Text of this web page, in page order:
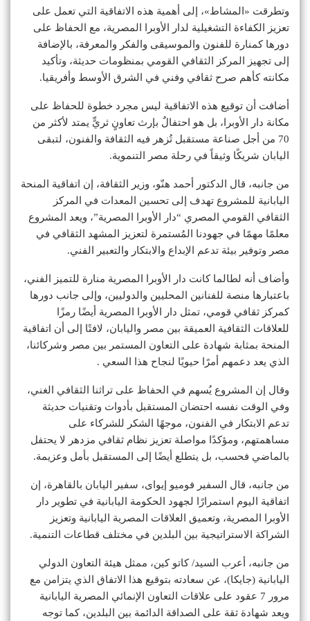
وتطرقت «المشاط»، إلى أهمية هذه الاتفاقية التي تعمل على
تعزيز الكفاءة التشغيلية لدار الأوبرا المصرية، مع الحفاظ على
دورها كمنارة للفنون والموسيقى والفكر والمعرفة، بالإضافة
إلى تجهيز المركز الثقافي القومي بمنظومات حديثة، وتأكيد
مكانته كأهم صرح ثقافي وفني في الشرق الأوسط وأفريقيا.
أضافت أن توقيع هذه الاتفاقية ليس مجرد خطوة للحفاظ على
مكانة دار الأوبرا، بل هو احتفالٌ بإرث تعاونٍ ثريٍّ يمتد لأكثر من
70 من أجل صناعة مستقبل تُزهر فيه الثقافة والفنون، لتبقى
اليابان شريكًا وثيقاً في رحلة مصر التنموية.
من جانبه، قال الدكتور أحمد هنّو، وزير الثقافة، إن اتفاقية المنحة
اليابانية للمشروع تهدف إلى تحسين المعدات في المركز
الثقافي القومي المصري “دار الأوبرا المصرية”، ويعد المشروع
معلمًا مهمًا في جهودنا المُستمرة لتعزيز المشهد الثقافي في
مصر وتوفير بيئة تدعم الإبداع والابتكار والتعبير الفني.
وأضاف أنه لطالما كانت دار الأوبرا المصرية منارة للتميز الفني،
باعتبارها منصة للفنانين المحليين والدوليين، وإلى جانب دورها
كمركز ثقافي قومي، تمثل دار الأوبرا المصرية أيضًا رمزًا
للعلاقات الثقافية العميقة بين مصر واليابان، لافتًا إلى أن اتفاقية
المنحة بمثابة شهادة على التعاون المستمر بين مصر وشركائنا،
الذي يعد دعمهم أمرًا حيويًا لنجاح هذا السعي .
وقال إن المشروع يُسهم في الحفاظ على تراثنا الثقافي الغني،
وفي الوقت نفسه احتضان المستقبل بأدوات وتقنيات حديثة
تدعم الابتكار في الفنون، موجهًا الشكر للشركاء على
مساهمتهم، ومؤكدًا مواصلة تعزيز نظام ثقافي مزدهر لا يحتفل
بالماضي فحسب، بل يتطلع أيضًا إلى المستقبل بأمل وعزيمة.
من جانبه، قال السفير فوميو إيواى، سفير اليابان بالقاهرة، إن
اتفاقية اليوم استمرارًا لجهود الحكومة اليابانية في تطوير دار
الأوبرا المصرية، وتعميق العلاقات المصرية اليابانية وتعزيز
الشراكة الاستراتيجية بين البلدين في مختلف قطاعات التنمية.
من جانبه، أعرب السيد/ كاتو كين، ممثل هيئة التعاون الدولي
اليابانية (جايكا)، عن سعادته بتوقيع هذا الاتفاق الذي يتزامن مع
مرور 7 عقود على علاقات التعاون الإنمائي المصرية اليابانية
ويعد شهادة ثقة على الصداقة الدائمة بين البلدين، كما توجه